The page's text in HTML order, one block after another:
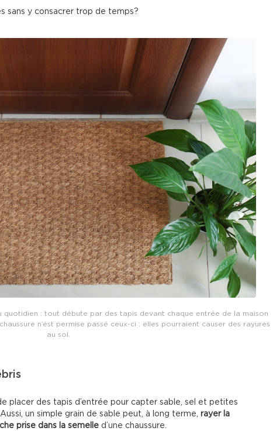
sans y consacrer trop de temps?
quotidien : tout débute par des tapis devant chaque entrée de la maison
n’est permise passé ceux-ci : elles pourraient causer des rayures
au sol.
placer des tapis d’entrée pour capter sable, sel et petites
un simple grain de sable peut, à long terme, rayer la
prise dans la semelle d’une chaussure.